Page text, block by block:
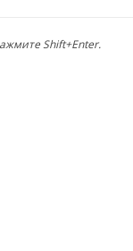
Shift+Enter.